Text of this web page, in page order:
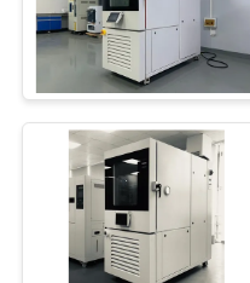
PRIVACY
POLICY
Étuve